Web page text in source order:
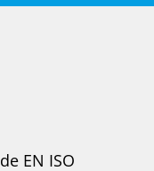
EN ISO